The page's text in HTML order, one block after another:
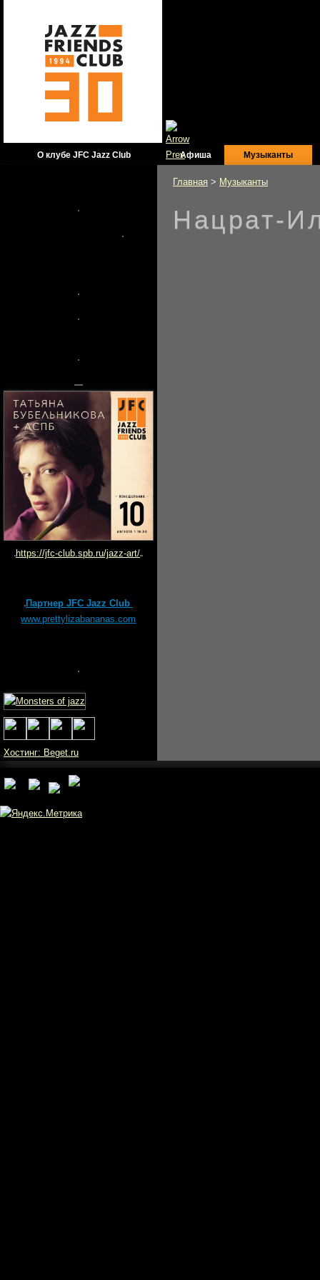
О клубе JFC Jazz Club Афиша Музыканты
https://jfc-club.spb.ru/jazz-art/
Партнер JFC Jazz Club
www.prettylizabananas.com
Хостинг: Beget.ru
Главная > Музыканты
Нацрат-